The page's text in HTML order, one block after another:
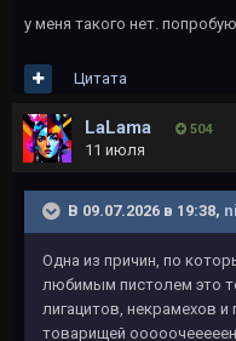
у меня такого нет.
Цитата
LaLama 504
11 июля
В 09.07.2026 в 19:38,
Одна из причин, по
любимым пистолем это
лигацитов, некрамехов
товарищей